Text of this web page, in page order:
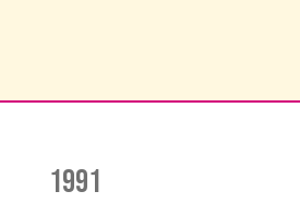
1991